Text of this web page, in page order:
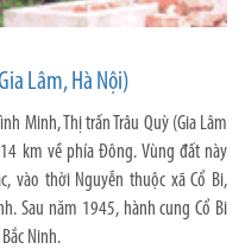
Lâm, Hà Nội)
Minh, Thị trấn Trâu Quỳ (Gia Lâm
km về phía Đông. Vùng đất này
vào thời Nguyễn thuộc xã Cổ Bi,
Sau năm 1945, hành cung Cổ Bi
Ninh.